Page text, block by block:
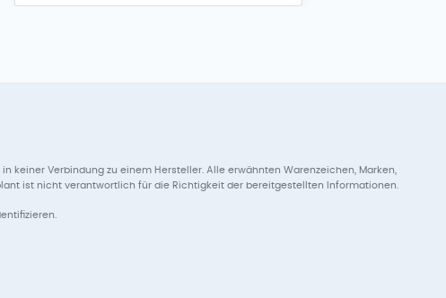
Verbindung zu einem Hersteller. Alle erwähnten Warenzeichen, Marken,
ist nicht verantwortlich für die Richtigkeit der bereitgestellten Informationen.